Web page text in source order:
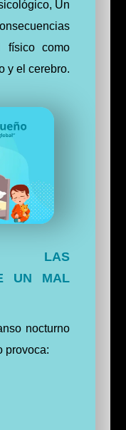
Un
físico como
y el cerebro.
LAS
UN MAL
nocturno
provoca: